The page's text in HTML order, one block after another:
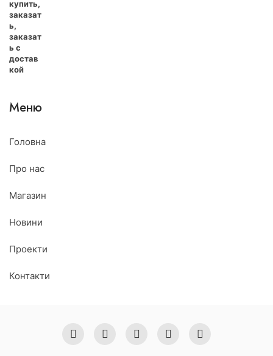
Меню
Головна
Про нас
Магазин
Новини
Проекти
Контакти